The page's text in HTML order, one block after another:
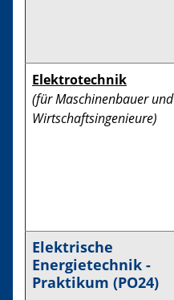
Elektrotechnik
(für Maschinenbauer und
Wirtschaftsingenieure)
Elektrische
Energietechnik -
Praktikum (PO24)